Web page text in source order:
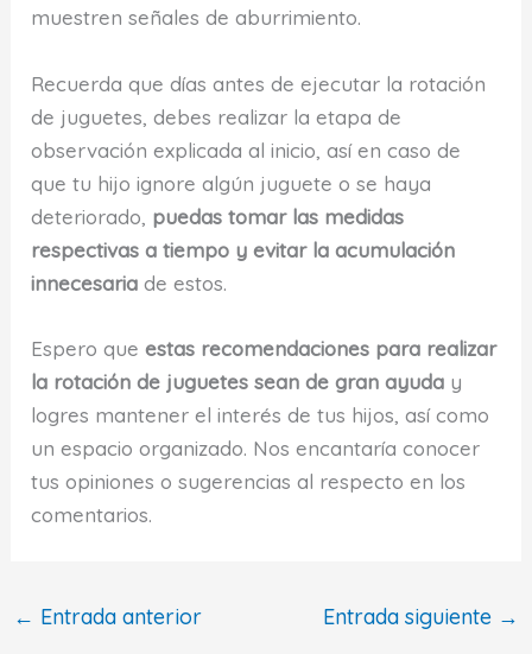
muestren señales de aburrimiento.
Recuerda que días antes de ejecutar la rotación
de juguetes, debes realizar la etapa de
observación explicada al inicio, así en caso de
que tu hijo ignore algún juguete o se haya
deteriorado, puedas tomar las medidas
respectivas a tiempo y evitar la acumulación
innecesaria de estos.
Espero queestas recomendaciones para realizar
la rotación de juguetes sean de gran ayuda y
logres mantener el interés de tus hijos, así como
un espacio organizado. Nos encantaría conocer
tus opiniones o sugerencias al respecto en los
comentarios.
← Entrada anterior Entrada siguiente →